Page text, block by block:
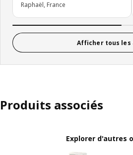
Raphaël, France
Afficher tous les
Produits associés
Explorer d'autres